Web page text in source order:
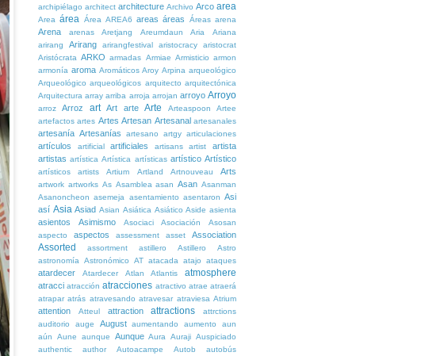
archipiélago architect architecture Archivo Arco area
Area área Área AREA6 areas áreas Áreas arena
Arena arenas Aretjang Areumdaun Aria
Ariana
arirang
Arirang arirangfestival aristocracy
aristocrat
Aristócrata ARKO armadas Armiae Armisticio armon
armonía aroma Aromáticos Aroy Arpina arqueológico
Arqueológico arqueológicos arquitecto arquitectónica
Arquitectura array arriba arroja arrojan arroyo Arroyo
arroz Arroz art Art arte Arte Arteaspoon
Artee
artefactos artes Artes Artesan Artesanal artesanales
artesanía Artesanías artesano artgy articulaciones
artículos artificial artificiales artisans artist
artista
artistas artística Artística artísticas artístico Artístico
artísticos artists Artium Artland Artnouveau Arts
artwork artworks As Asamblea asan Asan Asanman
Asanoncheon asemeja asentamiento asentaron Asi
así Asia Asiad Asian Asiática Asiático Aside asienta
asientos Asimismo Asociaci Asociación
Asosan
aspecto
aspectos assessment asset Association
Assorted assortment astillero Astillero
Astro
astronomía
Astronómico AT atacada atajo ataques
atardecer Atardecer Atlan Atlantis atmosphere
atracci atracción atracciones atractivo atrae atraerá
atrapar atrás atravesando atravesar atraviesa Atrium
attention Atteul attraction attractions
attrctions
auditorio
auge August aumentando aumento
aun
aún
Aune aunque Aunque Aura Auraji Auspiciado
authentic
author Autoacampe Autob autobús